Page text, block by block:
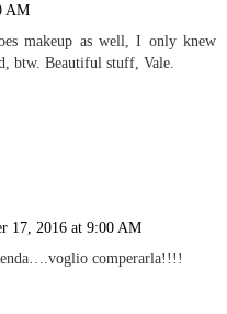
AM
makeup as well, I only knew
btw. Beautiful stuff, Vale.
17, 2016 at 9:00 AM
comperarla!!!!